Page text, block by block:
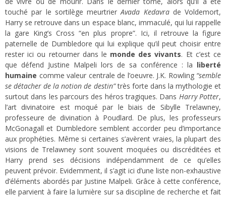
touché par le sortilège meurtrierAvada Kedavrade Voldemort,
Harry se retrouve dans un espace blanc, immaculé, qui lui rappelle
la gare King’s Cross “en plus propre”. Ici, il retrouve la figure
paternelle de Dumbledore qui lui explique qu’il peut choisir entre
rester ici ou retourner dans le monde des vivants. Et c’est ce
que défend Justine Malpeli lors de sa conférence : la liberté
humaine comme valeur centrale de l’oeuvre. J.K. Rowling “semble
se détacher de la notion de destin”très forte dans la mythologie et
surtout dans les parcours des héros tragiques. Dans Harry Potter,
l’art divinatoire est moqué par le biais de Sibylle Trelawney,
professeure de divination à Poudlard. De plus, les professeurs
McGonagall et Dumbledore semblent accorder peu d’importance
aux prophéties. Même si certaines s’avèrent vraies, la plupart des
visions de Trelawney sont souvent moquées ou discréditées et
Harry prend ses décisions indépendamment de ce qu’elles
peuvent prévoir. Evidemment, il s’agit ici d’une liste non-exhaustive
d’éléments abordés par Justine Malpeli. Grâce à cette conférence,
elle parvient à faire la lumière sur sa discipline de recherche et fait